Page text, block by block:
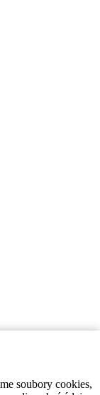
soubory cookies,